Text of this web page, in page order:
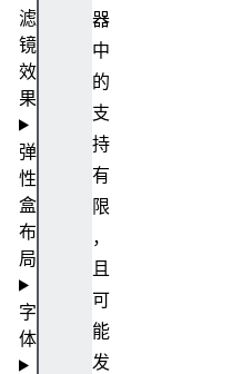
器
中
的
支
持
有
限
，
且
可
能
发
滤
镜
效
果
弹
性
盒
布
局
字
体